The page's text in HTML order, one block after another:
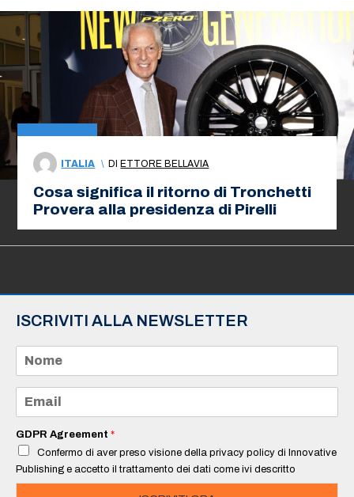
ITALIA \ DIETTORE BELLAVIA
Cosa significa il ritorno di Tronchetti
Provera alla presidenza di Pirelli
ISCRIVITI ALLA NEWSLETTER
m
e
a
i
*
GDPR Agreement *
Confermo di aver preso visione della privacy policy di Innovative
Publishing e accetto il trattamento dei dati come ivi descritto